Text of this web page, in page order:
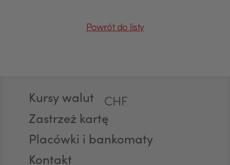
Powrót do listy
Kursy walut CHF
AED
Zastrzeż kartę
Placówki i bankomaty
Kontakt